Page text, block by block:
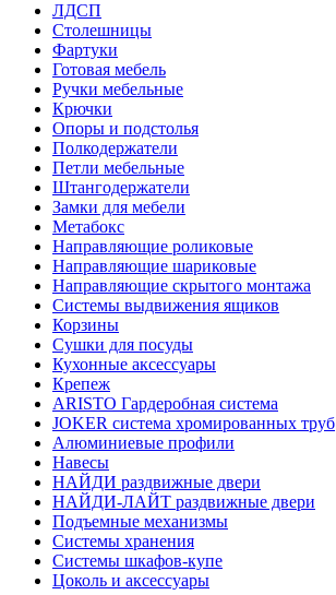
ЛДСП
Столешницы
Фартуки
Готовая мебель
Ручки мебельные
Крючки
Опоры и подстолья
Полкодержатели
Петли мебельные
Штангодержатели
Замки для мебели
Метабокс
Направляющие роликовые
Направляющие шариковые
Направляющие скрытого монтажа
Системы выдвижения ящиков
Корзины
Сушки для посуды
Кухонные аксессуары
Крепеж
ARISTO Гардеробная система
JOKER система хромированных труб
Алюминиевые профили
Навесы
НАЙДИ раздвижные двери
НАЙДИ-ЛАЙТ раздвижные двери
Подъемные механизмы
Системы хранения
Системы шкафов-купе
Цоколь и аксессуары